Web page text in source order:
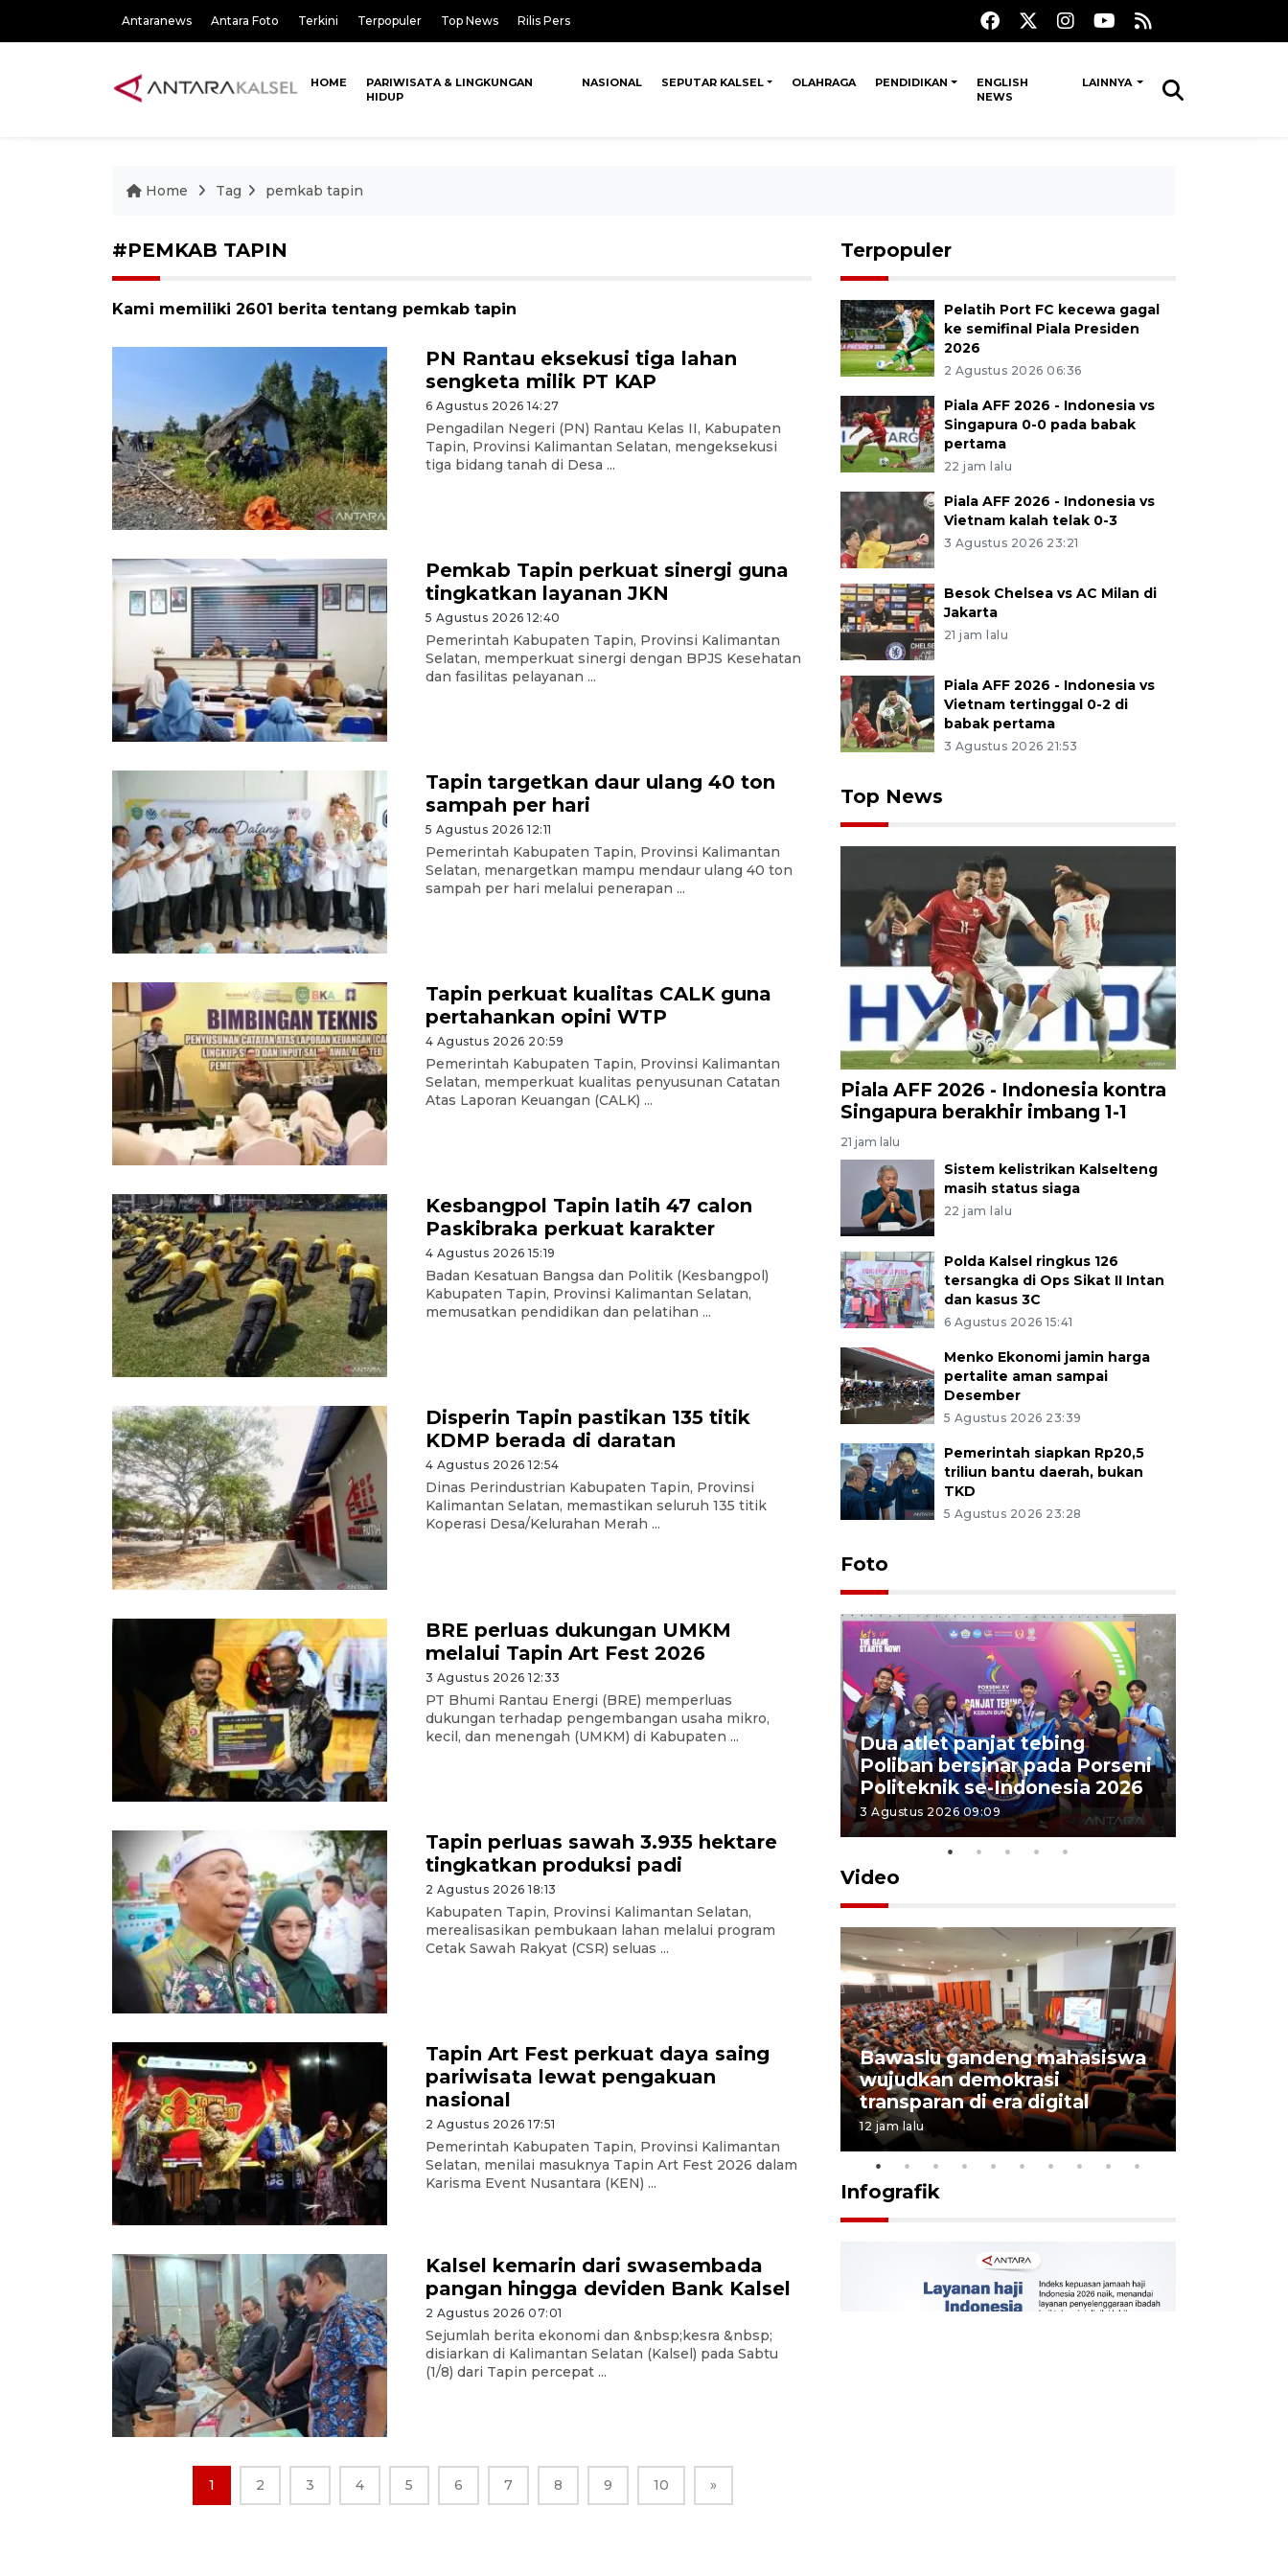
Antaranews Antara Foto Terkini Terpopuler Top News Rilis Pers
HOME
PARIWISATA & LINGKUNGAN
HIDUP
NASIONAL SEPUTAR KALSEL OLAHRAGA PENDIDIKAN
ENGLISH
NEWS
LAINNYA
Home Tag pemkab tapin
#PEMKAB TAPIN
Kami memiliki 2601 berita tentang pemkab tapin
PN Rantau eksekusi tiga lahan
sengketa milik PT KAP
6 Agustus 2026 14:27
Pengadilan Negeri (PN) Rantau Kelas II, Kabupaten
Tapin, Provinsi Kalimantan Selatan, mengeksekusi
tiga bidang tanah di Desa ...
Pemkab Tapin perkuat sinergi guna
tingkatkan layanan JKN
5 Agustus 2026 12:40
Pemerintah Kabupaten Tapin, Provinsi Kalimantan
Selatan, memperkuat sinergi dengan BPJS Kesehatan
dan fasilitas pelayanan ...
Tapin targetkan daur ulang 40 ton
sampah per hari
5 Agustus 2026 12:11
Pemerintah Kabupaten Tapin, Provinsi Kalimantan
Selatan, menargetkan mampu mendaur ulang 40 ton
sampah per hari melalui penerapan ...
Tapin perkuat kualitas CALK guna
pertahankan opini WTP
4 Agustus 2026 20:59
Pemerintah Kabupaten Tapin, Provinsi Kalimantan
Selatan, memperkuat kualitas penyusunan Catatan
Atas Laporan Keuangan (CALK) ...
Kesbangpol Tapin latih 47 calon
Paskibraka perkuat karakter
4 Agustus 2026 15:19
Badan Kesatuan Bangsa dan Politik (Kesbangpol)
Kabupaten Tapin, Provinsi Kalimantan Selatan,
memusatkan pendidikan dan pelatihan ...
Disperin Tapin pastikan 135 titik
KDMP berada di daratan
4 Agustus 2026 12:54
Dinas Perindustrian Kabupaten Tapin, Provinsi
Kalimantan Selatan, memastikan seluruh 135 titik
Koperasi Desa/Kelurahan Merah ...
BRE perluas dukungan UMKM
melalui Tapin Art Fest 2026
3 Agustus 2026 12:33
PT Bhumi Rantau Energi (BRE) memperluas
dukungan terhadap pengembangan usaha mikro,
kecil, dan menengah (UMKM) di Kabupaten ...
Tapin perluas sawah 3.935 hektare
tingkatkan produksi padi
2 Agustus 2026 18:13
Kabupaten Tapin, Provinsi Kalimantan Selatan,
merealisasikan pembukaan lahan melalui program
Cetak Sawah Rakyat (CSR) seluas ...
Tapin Art Fest perkuat daya saing
pariwisata lewat pengakuan
nasional
2 Agustus 2026 17:51
Pemerintah Kabupaten Tapin, Provinsi Kalimantan
Selatan, menilai masuknya Tapin Art Fest 2026 dalam
Karisma Event Nusantara (KEN) ...
Kalsel kemarin dari swasembada
pangan hingga deviden Bank Kalsel
2 Agustus 2026 07:01
Sejumlah berita ekonomi dan &nbsp;kesra &nbsp;
disiarkan di Kalimantan Selatan (Kalsel) pada Sabtu
(1/8) dari Tapin percepat ...
1 2 3 4 5 6 7 8 9 10 »
Terpopuler
Pelatih Port FC kecewa gagal
ke semifinal Piala Presiden
2026
2 Agustus 2026 06:36
Piala AFF 2026 - Indonesia vs
Singapura 0-0 pada babak
pertama
22 jam lalu
Piala AFF 2026 - Indonesia vs
Vietnam kalah telak 0-3
3 Agustus 2026 23:21
Besok Chelsea vs AC Milan di
Jakarta
21 jam lalu
Piala AFF 2026 - Indonesia vs
Vietnam tertinggal 0-2 di
babak pertama
3 Agustus 2026 21:53
Top News
Piala AFF 2026 - Indonesia kontra
Singapura berakhir imbang 1-1
21 jam lalu
Sistem kelistrikan Kalselteng
masih status siaga
22 jam lalu
Polda Kalsel ringkus 126
tersangka di Ops Sikat II Intan
dan kasus 3C
6 Agustus 2026 15:41
Menko Ekonomi jamin harga
pertalite aman sampai
Desember
5 Agustus 2026 23:39
Pemerintah siapkan Rp20,5
triliun bantu daerah, bukan
TKD
5 Agustus 2026 23:28
Foto
Ketua DPRD Syahrial hadiri
Dua atlet panjat tebing
Poliban bersinar pada Porseni
Politeknik se-Indonesia 2026
3 Agustus 2026 09:09
Video
Anak Putus Sekolah Lewat
Pendidikan Kesetaraan
30 Juli 2026 17:53
Bawaslu gandeng mahasiswa
wujudkan demokrasi
transparan di era digital
12 jam lalu
Infografik